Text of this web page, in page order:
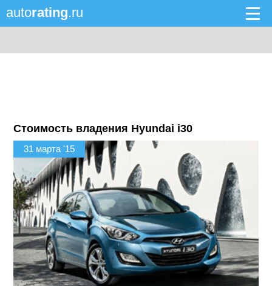
autorating.ru
Стоимость владения Hyundai i30
31 марта '15